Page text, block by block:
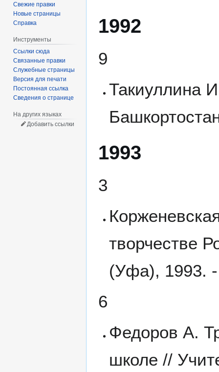
1992
9
Такиуллина
1993
3
творчестве
(Уфа), 1993.
6
Федоров А.
школе //
Свежие правки
Новые страницы
Справка
Инструменты
Ссылки сюда
Связанные правки
Служебные страницы
Версия для печати
Постоянная ссылка
Сведения о странице
На других языках
Добавить ссылки